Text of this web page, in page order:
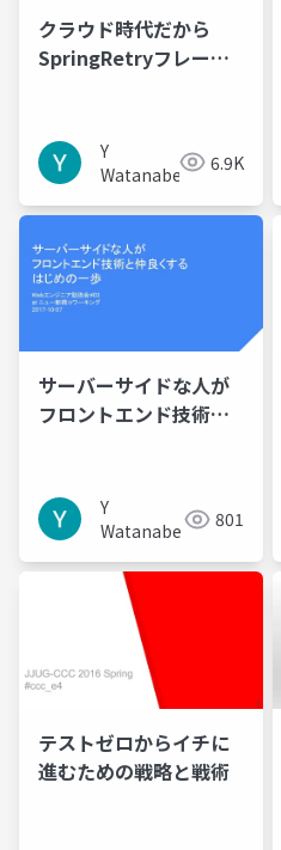
クラウド時代だから
SpringRetryフレーム
Y
Watanabe
6.9K
サーバーサイドな人が
フロントエンド技術と
Y
Watanabe
801
テストゼロからイチに
進むための戦略と戦術